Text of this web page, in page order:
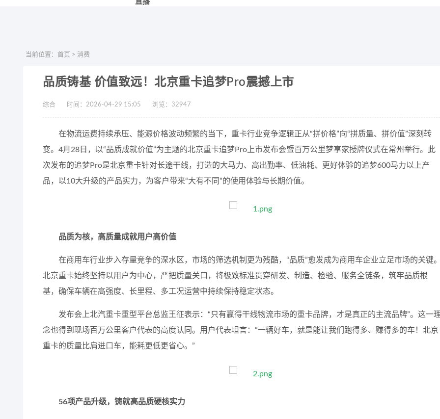
直播
当前位置： 首页 > 消费
品质铸基 价值致远！北京重卡追梦Pro震撼上市
综合 时间：2026-04-29 15:05 浏览： 32947
在物流运费持续承压、能源价格波动频繁的当下，重卡行业竞争逻辑正从“拼价格”向“拼质量、拼价值”深刻转
变。4月28日，以“品质成就价值”为主题的北京重卡追梦Pro上市发布会暨百万公里梦享家授牌仪式在常州举行。此
次发布的追梦Pro是北京重卡针对长途干线，打造的大马力、高出勤率、低油耗、更好体验的追梦600马力以上产
品，以10大升级的产品实力，为客户带来“大有不同”的使用体验与长期价值。
品质为核，高质量成就用户高价值
在商用车行业步入存量竞争的深水区，市场的筛选机制更为残酷，“品质”愈发成为商用车企业立足市场的关键
北京重卡始终坚持以用户为中心，严把质量关口，将极致标准贯穿研发、制造、检验、服务全链条，筑牢品质根
基，确保车辆在高强度、长里程、多工况运营中持续保持稳定状态。
发布会上北汽重卡重型平台总监王征表示：“只有赢得干线物流市场的重卡品牌，才是真正的主流品牌”。这一
念也得到现场百万公里客户代表的高度认同。用户代表坦言：“一辆好车，就是能让我们跑得多、赚得多的车！北京
重卡的质量比肩进口车，能耗更低更省心。”
56项产品升级，铸就高品质硬核实力